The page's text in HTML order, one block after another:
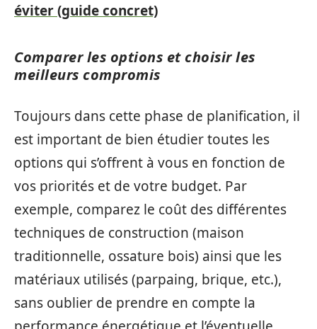
éviter (guide concret)
Comparer les options et choisir les
meilleurs compromis
Toujours dans cette phase de planification, il
est important de bien étudier toutes les
options qui s’offrent à vous en fonction de
vos priorités et de votre budget. Par
exemple, comparez le coût des différentes
techniques de construction (maison
traditionnelle, ossature bois) ainsi que les
matériaux utilisés (parpaing, brique, etc.),
sans oublier de prendre en compte la